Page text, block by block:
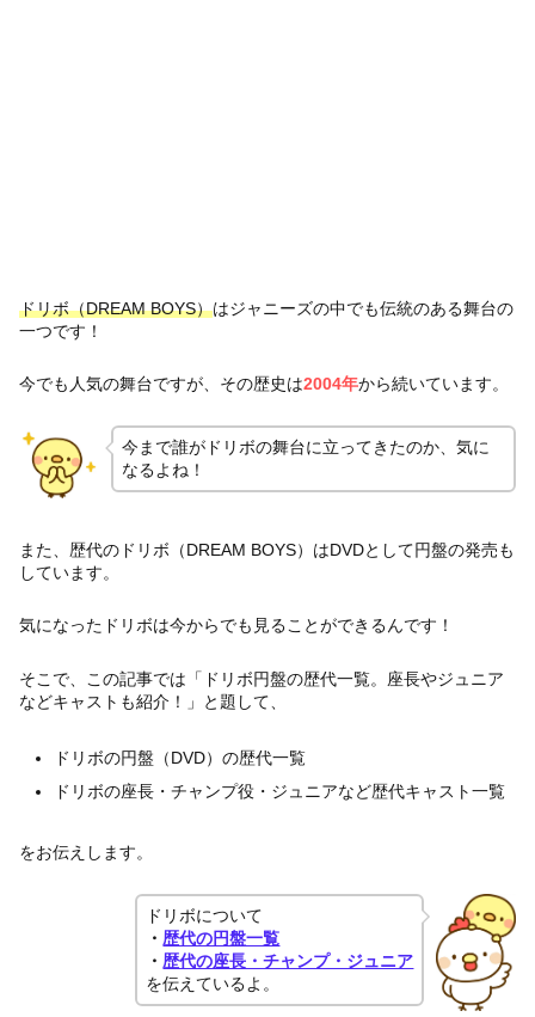
ドリボ（DREAM BOYS）はジャニーズの中でも伝統のある舞台の
一つです！
今でも人気の舞台ですが、その歴史は2004年から続いています。
今まで誰がドリボの舞台に立ってきたのか、気に
なるよね！
また、歴代のドリボ（DREAM BOYS）はDVDとして円盤の発売も
しています。
気になったドリボは今からでも見ることができるんです！
そこで、この記事では「ドリボ円盤の歴代一覧。座長やジュニア
などキャストも紹介！」と題して、
ドリボの円盤（DVD）の歴代一覧
ドリボの座長・チャンプ役・ジュニアなど歴代キャスト一覧
をお伝えします。
ドリボについて
・ 歴代の円盤一覧
・ 歴代の座長・チャンプ・ジュニア
を伝えているよ。